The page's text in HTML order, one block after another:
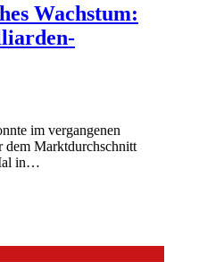
Wachstum:
im vergangenen
dem Marktdurchschnitt
in…